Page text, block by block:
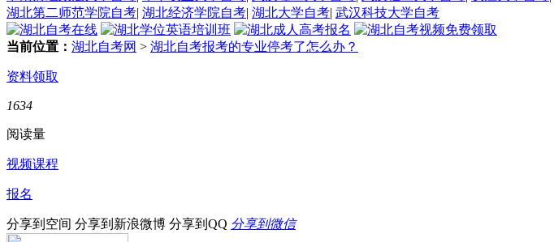
湖北第二师范学院自考| 湖北经济学院自考| 湖北大学自考| 武汉科技大学自考
当前位置： 湖北自考网 > 湖北自考报考的专业停考了怎么办？
资料领取
1634
阅读量
视频课程
报名
分享到空间 分享到新浪微博 分享到QQ 分享到微信